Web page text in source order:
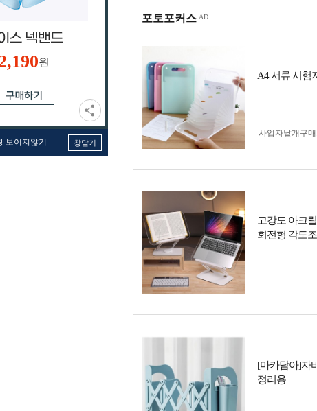
원
보이지않기 창닫기
포토포커스
A4 서류 시험
사업자 낱개구
고강도 아크
회전형 각도
[마카담아]자
정리용